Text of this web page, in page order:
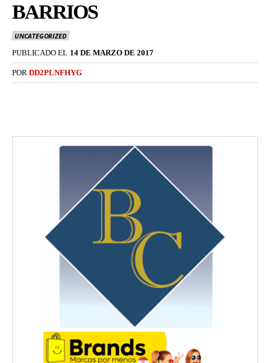
BARRIOS
UNCATEGORIZED
PUBLICADO EL 14 DE MARZO DE 2017
POR DD2PLNFHYG